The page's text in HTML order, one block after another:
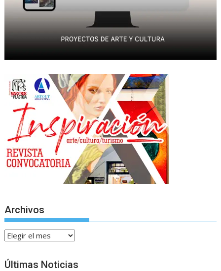
Archivos
Archivos
Últimas Noticias